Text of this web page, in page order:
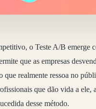
o Teste A/B emerge
que as empresas
que realmente ressoa no
que dão vida a ele,
desse método.